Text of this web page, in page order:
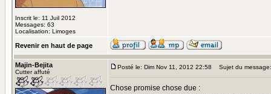
Inscrit le: 11 Juil 2012
Messages: 63
Localisation: Limoges
Revenir en haut de page
Majin-Bejita
Cutter affuté
Posté le: Dim Nov 11, 2012 22:58 Sujet du message:
Chose promise chose due :